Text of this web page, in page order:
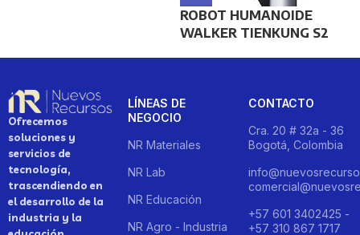
ROBOT HUMANOIDE
WALKER TIENKUNG S2
Ofrecemos
soluciones y
servicios de
tecnología,
trascendiendo en
el desarrollo de la
industria y la
LÍNEAS DE
NEGOCIO
NR Materiales
NR Lab
NR Educación
NR Agro - Industria
CONTACTO
Cra. 20 # 32a - 36
Bogotá, Colombia
+57 601 3402425 -
+57 310 867 1717